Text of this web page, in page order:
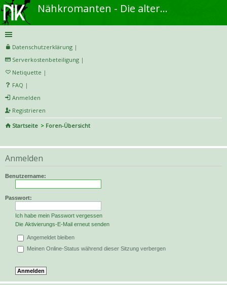
Nähkromanten - Die alternative Näh- und DIY-Community
Datenschutzerklärung |
Serverkostenbeteiligung |
Netiquette |
FAQ |
Anmelden
Registrieren
Startseite
Foren-Übersicht
uc
he
Anmelden
Benutzername:
Passwort:
Ich habe mein Passwort vergessen
Die Aktivierungs-E-Mail erneut senden
Angemeldet bleiben
Meinen Online-Status während dieser Sitzung verbergen